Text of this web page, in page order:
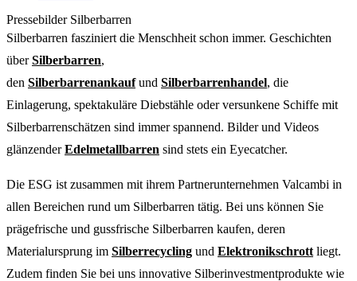
Pressebilder Silberbarren
Silberbarren fasziniert die Menschheit schon immer. Geschichten
überSilberbarren,
den Silberbarrenankaufund Silberbarrenhandel, die
Einlagerung, spektakuläre Diebstähle oder versunkene Schiffe mit
Silberbarrenschätzen sind immer spannend. Bilder und Videos
glänzenderEdelmetallbarren sind stets ein Eyecatcher.
Die ESG ist zusammen mit ihrem Partnerunternehmen Valcambi in
allen Bereichen rund um Silberbarren tätig. Bei uns können Sie
prägefrische und gussfrische Silberbarren kaufen, deren
Materialursprung im Silberrecycling und Elektronikschrott liegt.
Zudem finden Sie bei uns innovative Silberinvestmentprodukte wie